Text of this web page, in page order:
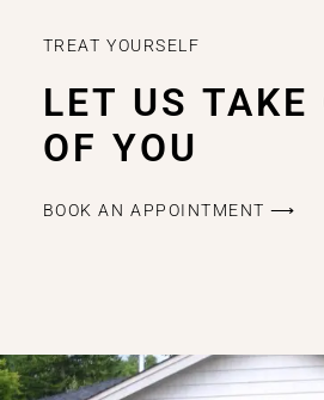
TREAT YOURSELF
LET US TAKE
OF YOU
BOOK AN APPOINTMENT ⟶